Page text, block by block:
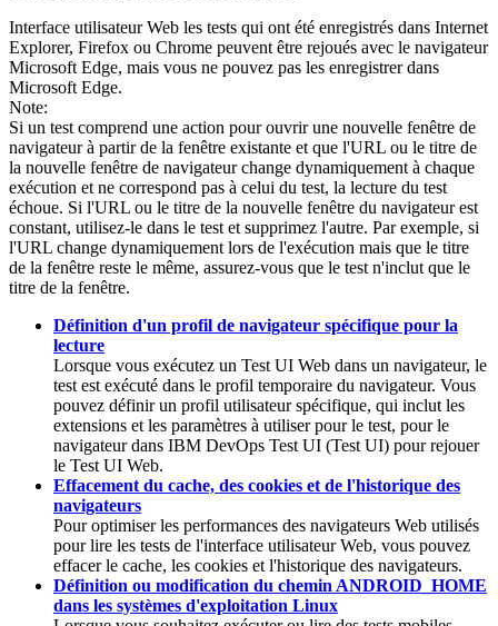
Interface utilisateur Web les tests qui ont été enregistrés dans Internet
Explorer, Firefox ou Chrome peuvent être rejoués avec le navigateur
Microsoft Edge, mais vous ne pouvez pas les enregistrer dans
Microsoft Edge.
Note:
Si un test comprend une action pour ouvrir une nouvelle fenêtre de
navigateur à partir de la fenêtre existante et que l'URL ou le titre de
la nouvelle fenêtre de navigateur change dynamiquement à chaque
exécution et ne correspond pas à celui du test, la lecture du test
échoue. Si l'URL ou le titre de la nouvelle fenêtre du navigateur est
constant, utilisez-le dans le test et supprimez l'autre. Par exemple, si
l'URL change dynamiquement lors de l'exécution mais que le titre
de la fenêtre reste le même, assurez-vous que le test n'inclut que le
titre de la fenêtre.
Définition d'un profil de navigateur spécifique pour la
lecture
Lorsque vous exécutez un Test UI Web dans un navigateur, le
test est exécuté dans le profil temporaire du navigateur. Vous
pouvez définir un profil utilisateur spécifique, qui inclut les
extensions et les paramètres à utiliser pour le test, pour le
navigateur dans IBM DevOps Test UI (Test UI) pour rejouer
le Test UI Web.
Effacement du cache, des cookies et de l'historique des
navigateurs
Pour optimiser les performances des navigateurs Web utilisés
pour lire les tests de l'interface utilisateur Web, vous pouvez
effacer le cache, les cookies et l'historique des navigateurs.
Définition ou modification du chemin ANDROID_HOME
dans les systèmes d'exploitation Linux